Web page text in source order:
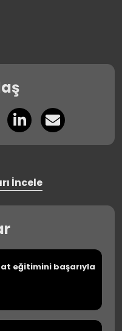
İncele
eğitimini başarıyla